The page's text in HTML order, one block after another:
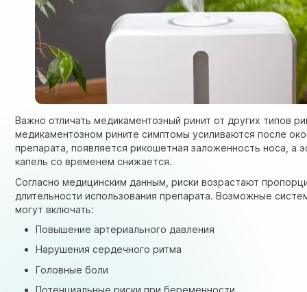
Важно отличать медикаментозный ринит от других типов
медикаментозном рините симптомы усиливаются после
препарата, появляется рикошетная заложенность носа, а
капель со временем снижается.
Согласно медицинским данным, риски возрастают
длительности использования препарата. Возможные
могут включать:
Повышение артериального давления
Нарушения сердечного ритма
Головные боли